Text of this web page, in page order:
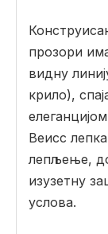
прозори
видну
крило),
Веисс
лепљење,
изузетну
услова.